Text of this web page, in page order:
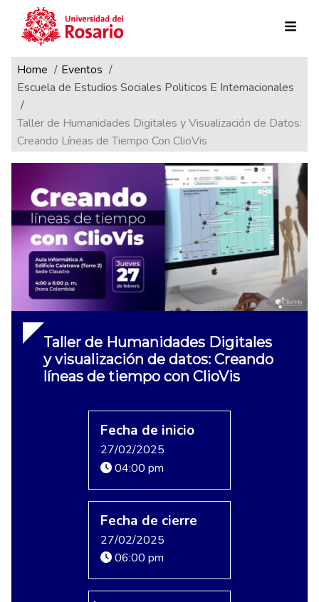
Pasar al contenido principal
Ruta de navegación
Home
Eventos
Escuela de Estudios Sociales Politicos E Internacionales
Taller de Humanidades Digitales y Visualización de Datos:
Creando Líneas de Tiempo Con ClioVis
Taller de Humanidades Digitales
y visualización de datos: Creando
líneas de tiempo con ClioVis
Fecha de inicio
27/02/2025
04:00 pm
Fecha de cierre
27/02/2025
06:00 pm